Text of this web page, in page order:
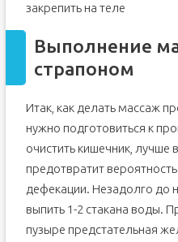
закрепить на теле
Выполнение
страпоном
Итак, как делать массаж
нужно подготовиться к
очистить кишечник,
предотвратит
дефекации. Незадолго до
выпить 1-2 стакана воды.
пузыре предстательная